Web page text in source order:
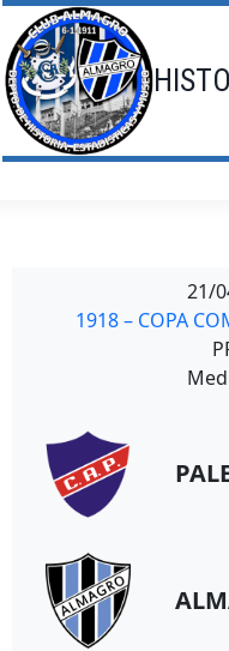
Saltar
al
contenido
21/
1918 – COPA